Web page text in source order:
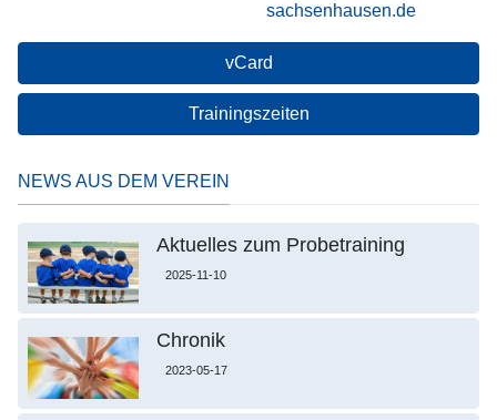
sachsenhausen.de
vCard
Trainingszeiten
NEWS AUS DEM VEREIN
Aktuelles zum Probetraining
2025-11-10
Chronik
2023-05-17